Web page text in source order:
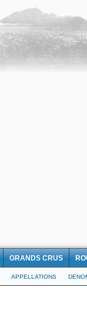
GRANDS CRUS
APPELLATIONS